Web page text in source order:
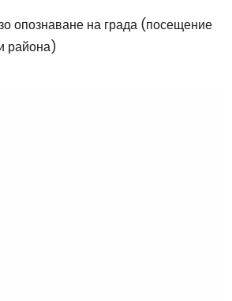
опознаване на града (посещение
района)